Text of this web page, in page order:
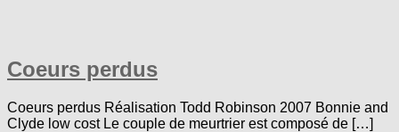
Coeurs perdus
Coeurs perdus Réalisation Todd Robinson 2007 Bonnie and
Clyde low cost Le couple de meurtrier est composé de […]